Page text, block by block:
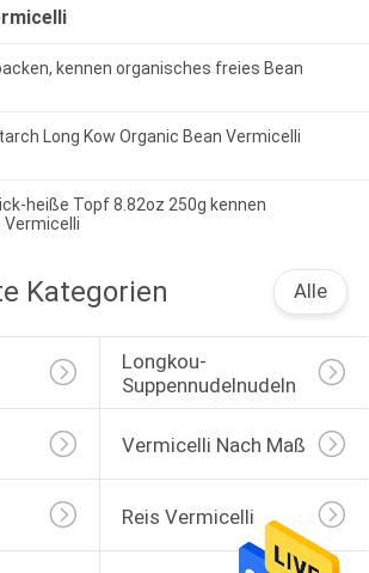
kennen organisches freies Bean
Long Kow Organic Bean Vermicelli
heiße Topf 8.82oz 250g kennen
Vermicelli
Kategorien Alle
Longkou-
Suppennudelnudeln
Vermicelli Nach Maß
Reis Vermicelli